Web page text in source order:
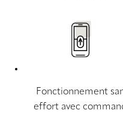
Fonctionnement
effort avec